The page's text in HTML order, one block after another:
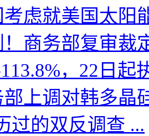
考虑就美国太阳
！商务部复审裁
，22日起
部上调对韩多晶
过的双反调查 ...